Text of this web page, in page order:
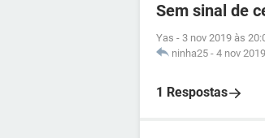
Sem sinal de
Yas - 3 nov 2019 às
ninha25 - 4 nov
1 Respostas